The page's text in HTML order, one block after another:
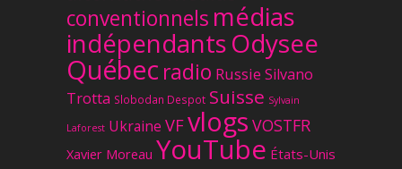
conventionnels médias
indépendantsOdysee
Québec radio Russie Silvano
Trotta Slobodan Despot Suisse Sylvain
Laforest Ukraine VFvlogs VOSTFR
Xavier Moreau YouTube États-Unis